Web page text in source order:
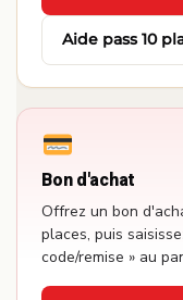
· Aide pass 10
Bon d'achat
Offrez un bon
places, puis
code/remise » au